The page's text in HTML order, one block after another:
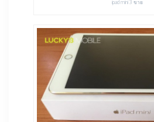
ipad mini 3 ขาย